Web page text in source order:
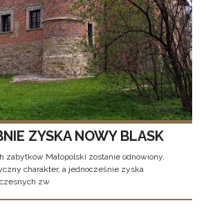
ZYSKA NOWY BLASK
zabytków Małopolski zostanie odnowiony,
charakter, a jednocześnie zyska
zw